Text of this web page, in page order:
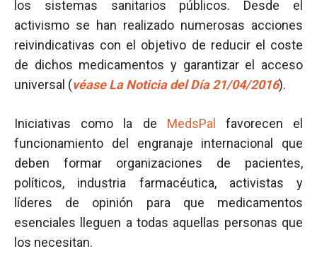
los sistemas sanitarios públicos. Desde el
activismo se han realizado numerosas acciones
reivindicativas con el objetivo de reducir el coste
de dichos medicamentos y garantizar el acceso
universal (véase La Noticia del Día 21/04/2016).
Iniciativas como la de MedsPal
favorecen el
funcionamiento del engranaje internacional que
deben formar organizaciones de pacientes,
políticos, industria farmacéutica, activistas y
líderes de opinión para que medicamentos
esenciales lleguen a todas aquellas personas que
los necesitan.